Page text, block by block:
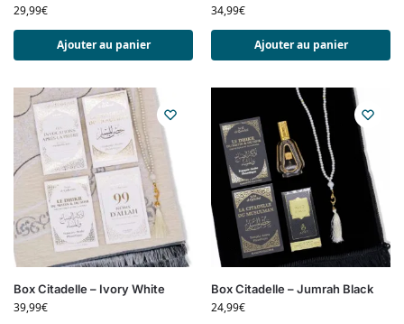
29,99€
Ajouter au panier
34,99€
Ajouter au panier
Box Citadelle – Ivory White
39,99€
Box Citadelle – Jumrah Black
24,99€